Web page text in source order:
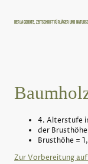
Der Jagdbote, Zeitschrift für Jäger und
4. Alterstufe
der
Brusthöhe =
Zur Vorbereitung